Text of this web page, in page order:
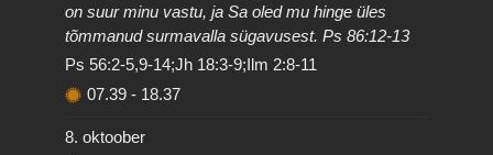
on suur minu vastu, ja Sa oled mu hinge üles
tõmmanud surmavalla sügavusest. Ps 86:12-13
Ps 56:2-5,9-14;Jh 18:3-9;Ilm 2:8-11
07.39 - 18.37
8. oktoober